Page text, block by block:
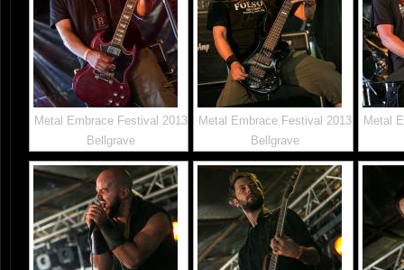
Metal Embrace Festival 2013
Bellgrave
Metal Embrace Festival 2013
Bellgrave
Metal